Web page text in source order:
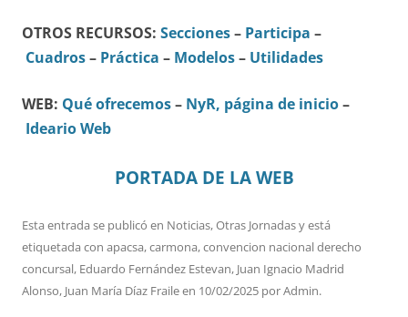
OTROS RECURSOS: Secciones– Participa –
Cuadros– Práctica – Modelos– Utilidades
WEB: Qué ofrecemos– NyR, página de inicio–
Ideario Web
PORTADA DE LA WEB
Esta entrada se publicó en Noticias,Otras Jornadasy está
etiquetada con apacsa,carmona,convencion nacional derecho
concursal, Eduardo Fernández Estevan, Juan Ignacio Madrid
Alonso, Juan María Díaz Fraileen 10/02/2025 porAdmin.